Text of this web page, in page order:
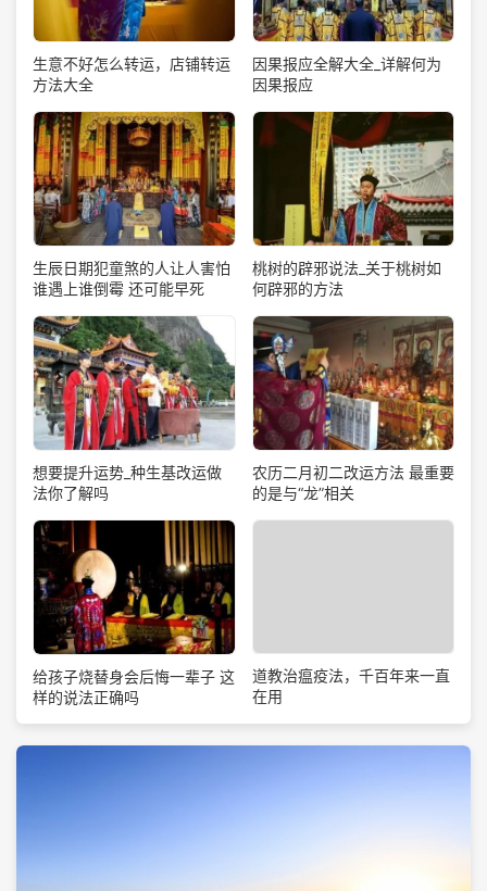
生意不好怎么转运，店铺转运
方法大全
因果报应全解大全_详解何为
因果报应
生辰日期犯童煞的人让人害怕
谁遇上谁倒霉 还可能早死
桃树的辟邪说法_关于桃树如
何辟邪的方法
想要提升运势_种生基改运做
法你了解吗
农历二月初二改运方法 最重要
的是与“龙”相关
给孩子烧替身会后悔一辈子 这
样的说法正确吗
道教治瘟疫法，千百年来一直
在用